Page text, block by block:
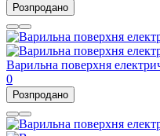
Розпродано
Варильна поверхня
0
Розпродано